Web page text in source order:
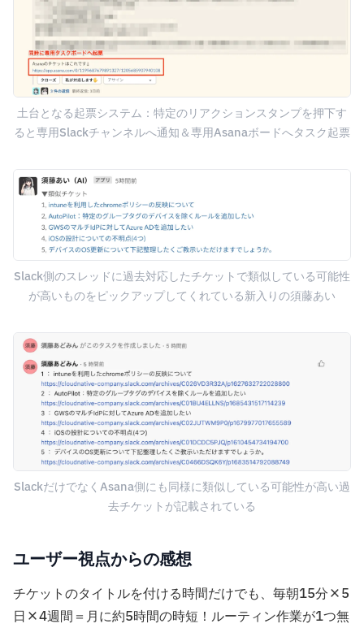
土台となる起票システム：特定のリアクションスタンプを押下す
ると専用Slackチャンネルへ通知＆専用Asanaボードへタスク起票
Slack側のスレッドに過去対応したチケットで類似している可能性
が高いものをピックアップしてくれている新入りの須藤あい
SlackだけでなくAsana側にも同様に類似している可能性が高い過
去チケットが記載されている
ユーザー視点からの感想
チケットのタイトルを付ける時間だけでも、毎朝15分×5
日×4週間＝月に約5時間の時短！ルーティン作業が1つ無